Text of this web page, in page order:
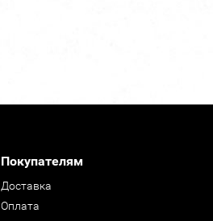
Покупателям
Доставка
Оплата